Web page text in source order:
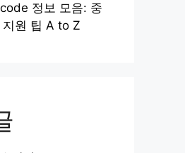
정보 모음: 중
지원 팁 A to Z